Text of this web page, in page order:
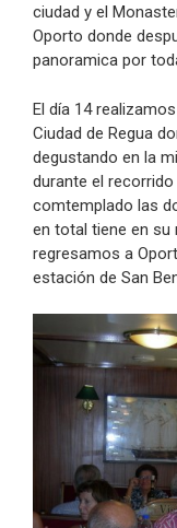
ciudad y el
Oporto donde
panoramica por
El día 14
Ciudad de Regua
degustando en la
durante el
comtemplado las
en total tiene en su
regresamos a
estación de San